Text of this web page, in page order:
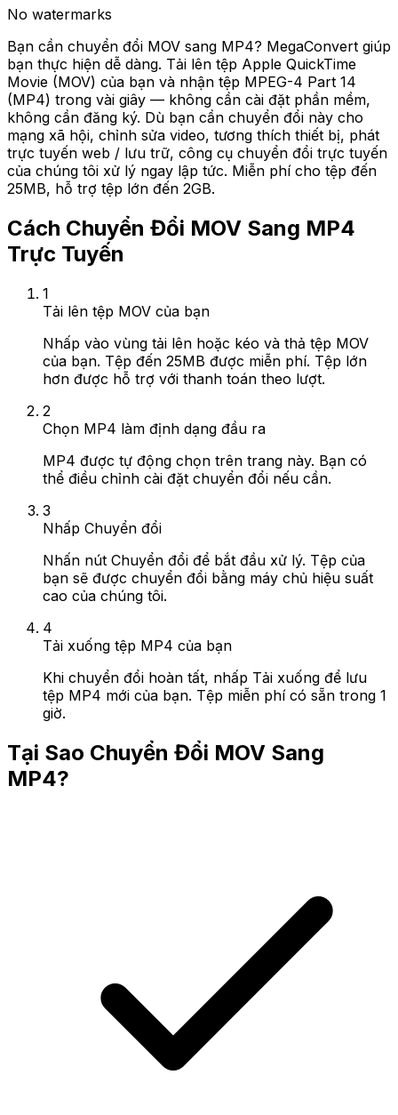
No watermarks
Bạn cần chuyển đổi MOV sang MP4? MegaConvert giúp
bạn thực hiện dễ dàng. Tải lên tệp Apple QuickTime
Movie (MOV) của bạn và nhận tệp MPEG-4 Part 14
(MP4) trong vài giây — không cần cài đặt phần mềm,
không cần đăng ký. Dù bạn cần chuyển đổi này cho
mạng xã hội, chỉnh sửa video, tương thích thiết bị, phát
trực tuyến web / lưu trữ, công cụ chuyển đổi trực tuyến
của chúng tôi xử lý ngay lập tức. Miễn phí cho tệp đến
25MB, hỗ trợ tệp lớn đến 2GB.
Cách Chuyển Đổi MOV Sang MP4
Trực Tuyến
1
Tải lên tệp MOV của bạn
Nhấp vào vùng tải lên hoặc kéo và thả tệp MOV
của bạn. Tệp đến 25MB được miễn phí. Tệp lớn
hơn được hỗ trợ với thanh toán theo lượt.
2
Chọn MP4 làm định dạng đầu ra
MP4 được tự động chọn trên trang này. Bạn có
thể điều chỉnh cài đặt chuyển đổi nếu cần.
3
Nhấp Chuyển đổi
Nhấn nút Chuyển đổi để bắt đầu xử lý. Tệp của
bạn sẽ được chuyển đổi bằng máy chủ hiệu suất
cao của chúng tôi.
4
Tải xuống tệp MP4 của bạn
Khi chuyển đổi hoàn tất, nhấp Tải xuống để lưu
tệp MP4 mới của bạn. Tệp miễn phí có sẵn trong 1
giờ.
Tại Sao Chuyển Đổi MOV Sang
MP4?